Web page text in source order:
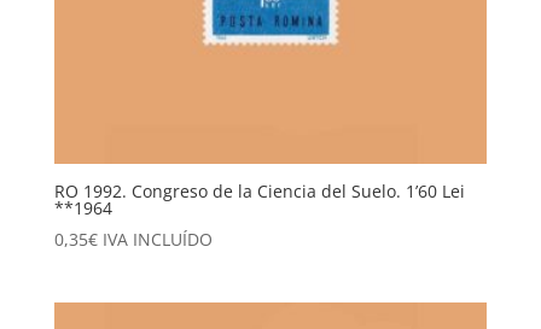
RO 1992. Congreso de la Ciencia del Suelo. 1’60 Lei
**1964
0,35€ IVA INCLUÍDO